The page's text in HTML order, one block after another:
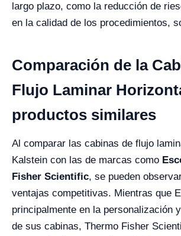
largo plazo, como la reducción de
en la calidad de los procedimientos,
Comparación de la
Flujo Laminar
productos similares
Al comparar las cabinas de flujo
Kalstein con las de marcas como
Fisher Scientific, se pueden
ventajas competitivas. Mientras que
principalmente en la personalización
de sus cabinas, Thermo Fisher